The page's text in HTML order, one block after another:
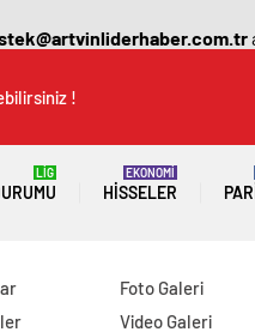
!
LİG
HISSELER
EKONOMİ
Foto Galeri
Video Galeri